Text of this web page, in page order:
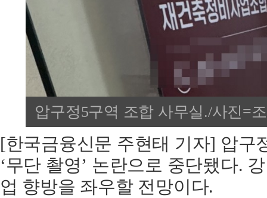
압구정5구역 조합 사무실./사진=
[한국금융신문 주현태 기자] 압구
‘무단 촬영’ 논란으로 중단됐다.
업 향방을 좌우할 전망이다.